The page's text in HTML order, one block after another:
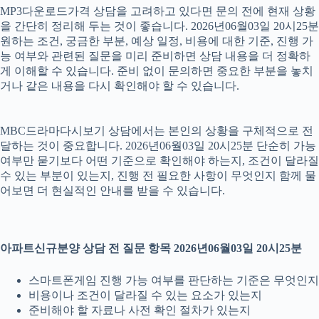
MP3다운로드가격 상담을 고려하고 있다면 문의 전에 현재 상황
을 간단히 정리해 두는 것이 좋습니다. 2026년06월03일 20시25분
원하는 조건, 궁금한 부분, 예상 일정, 비용에 대한 기준, 진행 가
능 여부와 관련된 질문을 미리 준비하면 상담 내용을 더 정확하
게 이해할 수 있습니다. 준비 없이 문의하면 중요한 부분을 놓치
거나 같은 내용을 다시 확인해야 할 수 있습니다.
MBC드라마다시보기 상담에서는 본인의 상황을 구체적으로 전
달하는 것이 중요합니다. 2026년06월03일 20시25분 단순히 가능
여부만 묻기보다 어떤 기준으로 확인해야 하는지, 조건이 달라질
수 있는 부분이 있는지, 진행 전 필요한 사항이 무엇인지 함께 물
어보면 더 현실적인 안내를 받을 수 있습니다.
아파트신규분양 상담 전 질문 항목 2026년06월03일 20시25분
스마트폰게임 진행 가능 여부를 판단하는 기준은 무엇인지
비용이나 조건이 달라질 수 있는 요소가 있는지
준비해야 할 자료나 사전 확인 절차가 있는지